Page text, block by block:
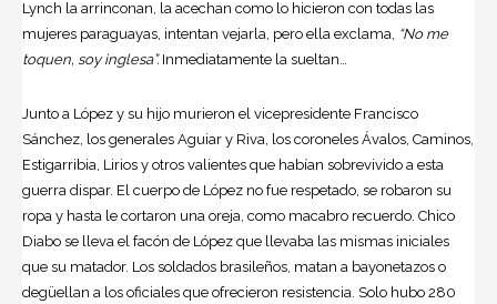
Lynch la arrinconan, la acechan como lo hicieron con todas las
mujeres paraguayas, intentan vejarla, pero ella exclama, “No me
toquen, soy inglesa”. Inmediatamente la sueltan…
Junto a López y su hijo murieron el vicepresidente Francisco
Sánchez, los generales Aguiar y Riva, los coroneles Ávalos, Caminos,
Estigarribia, Lirios y otros valientes que habían sobrevivido a esta
guerra dispar. El cuerpo de López no fue respetado, se robaron su
ropa y hasta le cortaron una oreja, como macabro recuerdo. Chico
Diabo se lleva el facón de López que llevaba las mismas iniciales
que su matador. Los soldados brasileños, matan a bayonetazos o
degüellan a los oficiales que ofrecieron resistencia. Solo hubo 280